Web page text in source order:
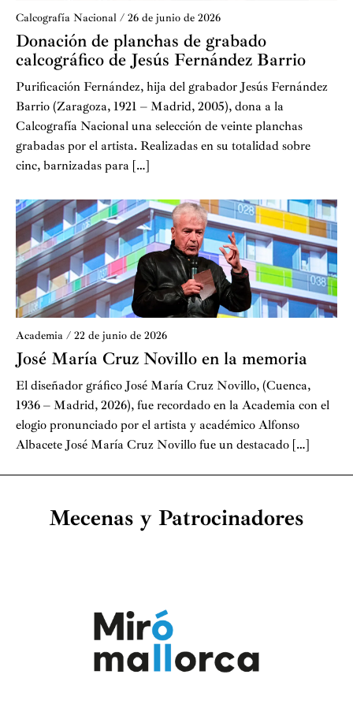
Calcografía Nacional / 26 de junio de 2026
Donación de planchas de grabado
calcográfico de Jesús Fernández Barrio
Purificación Fernández, hija del grabador Jesús Fernández
Barrio (Zaragoza, 1921 – Madrid, 2005), dona a la
Calcografía Nacional una selección de veinte planchas
grabadas por el artista. Realizadas en su totalidad sobre
cinc, barnizadas para […]
Academia / 22 de junio de 2026
José María Cruz Novillo en la memoria
El diseñador gráfico José María Cruz Novillo, (Cuenca,
1936 – Madrid, 2026), fue recordado en la Academia con el
elogio pronunciado por el artista y académico Alfonso
Albacete José María Cruz Novillo fue un destacado […]
Mecenas y Patrocinadores